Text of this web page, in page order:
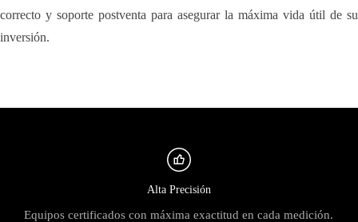
correcto y soporte postventa para asegurar la máxima vida útil de su
inversión.
Alta Precisión
Equipos certificados con máxima exactitud en cada medición.